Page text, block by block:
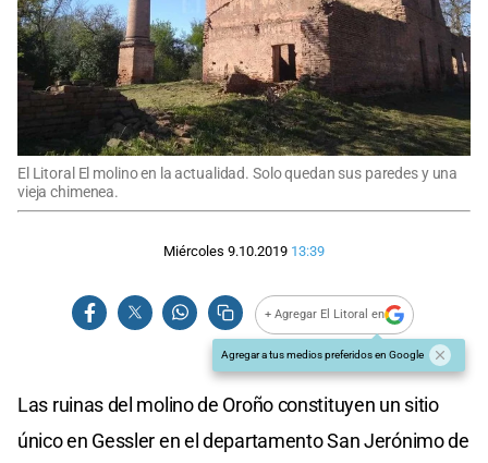
El Litoral El molino en la actualidad. Solo quedan sus paredes y una
vieja chimenea.
Miércoles 9.10.2019 13:39
+ Agregar El Litoral en
Agregar a tus medios preferidos en Google
Las ruinas del molino de Oroño constituyen un sitio
único en Gessler en el departamento San Jerónimo de